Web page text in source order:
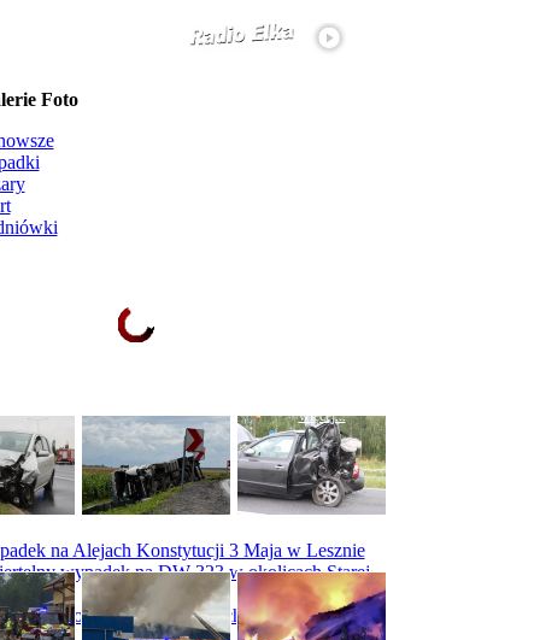
Foto
na Alejach Konstytucji 3 Maja w Lesznie
wypadek na DW 323 w okolicach Starej
na obwodnicy Święciechowy
więcej...